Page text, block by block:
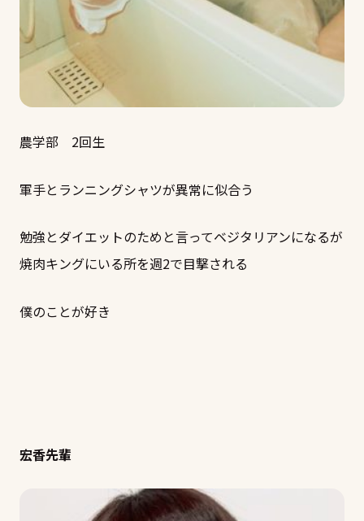
農学部 2回生
軍手とランニングシャツが異常に似合う
勉強とダイエットのためと言ってベジタリアンになるが
焼肉キングにいる所を週2で目撃される
僕のことが好き
宏香先輩